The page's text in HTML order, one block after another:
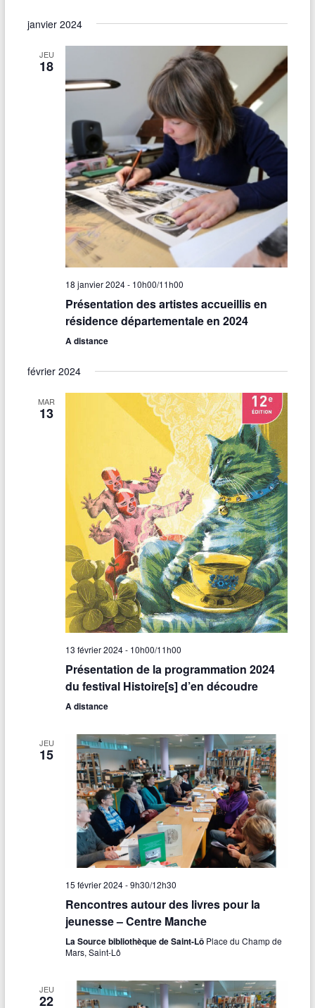
janvier 2024
JEU
18
18 janvier 2024 - 10h00/11h00
Présentation des artistes accueillis en
résidence départementale en 2024
A distance
février 2024
MAR
13
13 février 2024 - 10h00/11h00
Présentation de la programmation 2024
du festival Histoire[s] d’en découdre
A distance
JEU
15
15 février 2024 - 9h30/12h30
Rencontres autour des livres pour la
jeunesse – Centre Manche
La Source bibliothèque de Saint-Lô Place du Champ de
Mars, Saint-Lô
JEU
22